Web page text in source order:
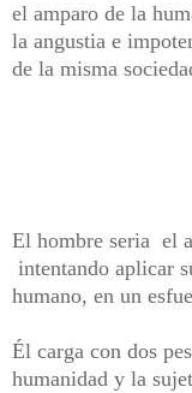
el amparo de la
la angustia e
de la misma
El hombre seria el
intentando aplicar
humano, en un
Él carga con dos
humanidad y la